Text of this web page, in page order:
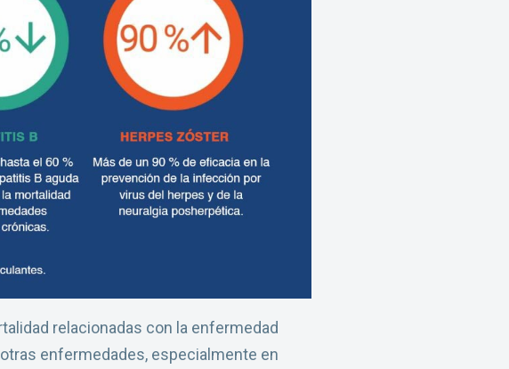
relacionadas con la enfermedad
enfermedades, especialmente en